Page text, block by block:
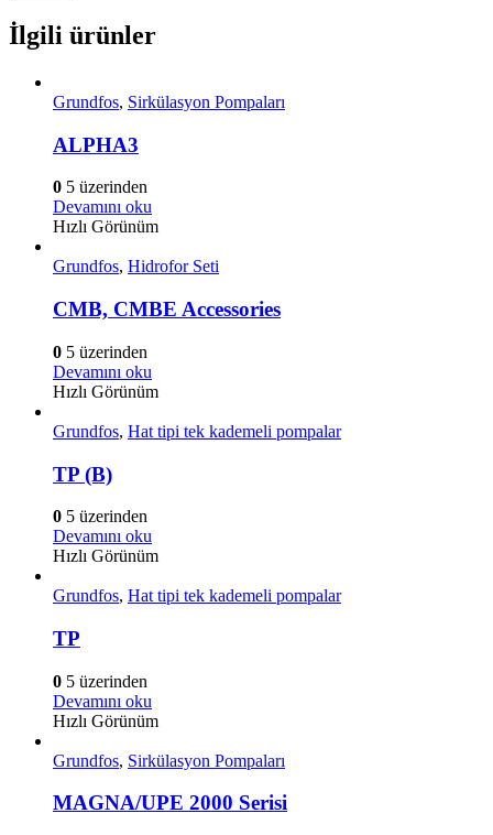
İlgili ürünler
Grundfos, Sirkülasyon Pompaları
ALPHA3
0 5 üzerinden
Devamını oku
Hızlı Görünüm
Grundfos, Hidrofor Seti
CMB, CMBE Accessories
0 5 üzerinden
Devamını oku
Hızlı Görünüm
Grundfos, Hat tipi tek kademeli pompalar
TP (B)
0 5 üzerinden
Devamını oku
Hızlı Görünüm
Grundfos, Hat tipi tek kademeli pompalar
TP
0 5 üzerinden
Devamını oku
Hızlı Görünüm
Grundfos, Sirkülasyon Pompaları
MAGNA/UPE 2000 Serisi